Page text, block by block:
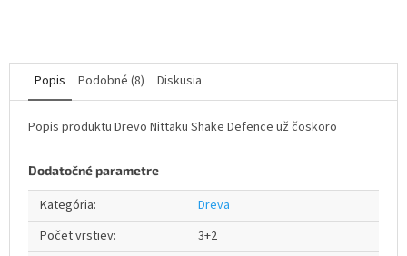
Popis Podobné (8) Diskusia
Popis produktu Drevo Nittaku Shake Defence už čoskoro
Dodatočné parametre
Kategória:
Dreva
Počet vrstiev:
3+2